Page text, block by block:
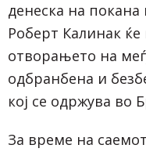
денеска на покана
Роберт Калинак ќе
отворањето на
одбранбена и
кој се одржува во
За време на